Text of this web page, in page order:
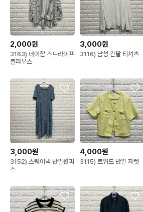
2,000원
3163) 더이잗 스트라이프
블라우스
3,000원
3116) 남성 긴팔 티셔츠
3,000원
3152) 스퀘어넥 반팔원피
스
4,000원
3115) 트위드 반팔 자켓